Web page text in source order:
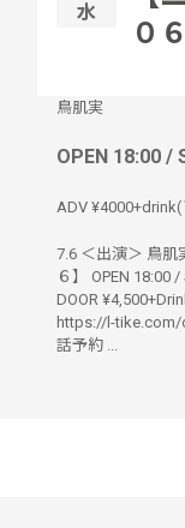
水
０
鳥肌実
OPEN 18:00 /
ADV
7.6 ＜出演＞ 鳥肌
６】 OPEN 18:00
DOOR
https://l-tike.com/
話予約 ...